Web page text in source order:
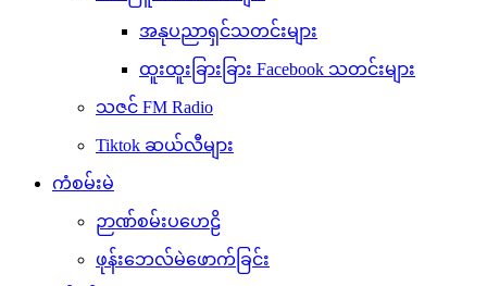
အနုပညာရှင်သတင်းများ
ထူးထူးခြားခြား Facebook သတင်းများ
သဇင် FM Radio
Tiktok ဆယ်လီများ
ကံစမ်းမဲ
ဉာဏ်စမ်းပဟေဠိ
ဖုန်းဘေလ်မဲဖောက်ခြင်း